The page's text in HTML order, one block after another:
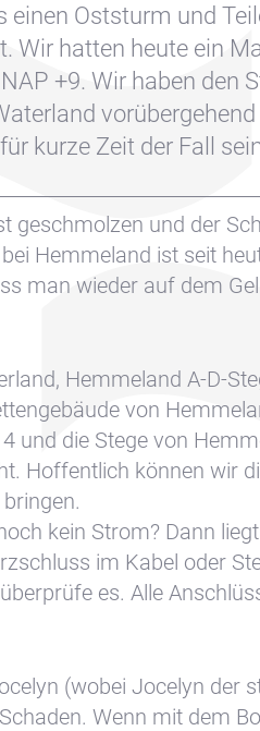
de
einen Oststurm und
Wir hatten heute ein
+9. Wir haben den
kurze Zeit der Fall
geschmolzen und der
Hemmeland ist seit
man wieder auf dem
Hemmeland A-D-
von
und die Stege von
Hoffentlich können wir
kein Strom? Dann liegt
im Kabel oder
es. Alle
(wobei Jocelyn der
Wenn mit dem